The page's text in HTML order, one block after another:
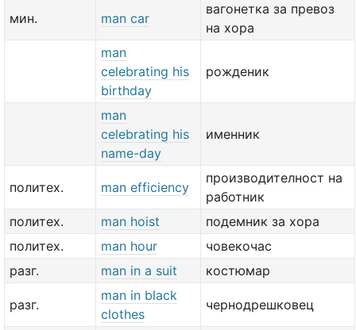
мин. man car
вагонетка за превоз
на хора
man
celebrating his
birthday
рожденик
man
celebrating his
name-day
именник
политех. man efficiency
производителност на
работник
политех.
man hoist
подемник за хора
политех.
man hour
човекочас
разг.
man in a suit костюмар
разг.
man in black
clothes
чернодрешковец